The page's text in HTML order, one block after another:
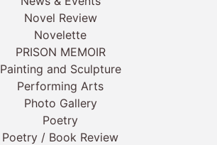
Novel Review
Novelette
PRISON MEMOIR
Painting and Sculpture
Performing Arts
Photo Gallery
Poetry
Poetry / Book Review